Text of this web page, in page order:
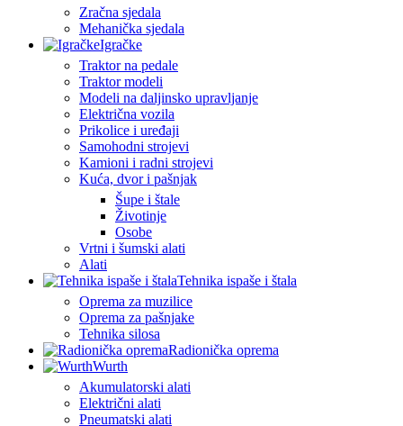
Zračna sjedala
Mehanička sjedala
Igračke
Traktor na pedale
Traktor modeli
Modeli na daljinsko upravljanje
Električna vozila
Prikolice i uređaji
Samohodni strojevi
Kamioni i radni strojevi
Kuća, dvor i pašnjak
Šupe i štale
Životinje
Osobe
Vrtni i šumski alati
Alati
Tehnika ispaše i štala
Oprema za muzilice
Oprema za pašnjake
Tehnika silosa
Radionička oprema
Wurth
Akumulatorski alati
Električni alati
Pneumatski alati